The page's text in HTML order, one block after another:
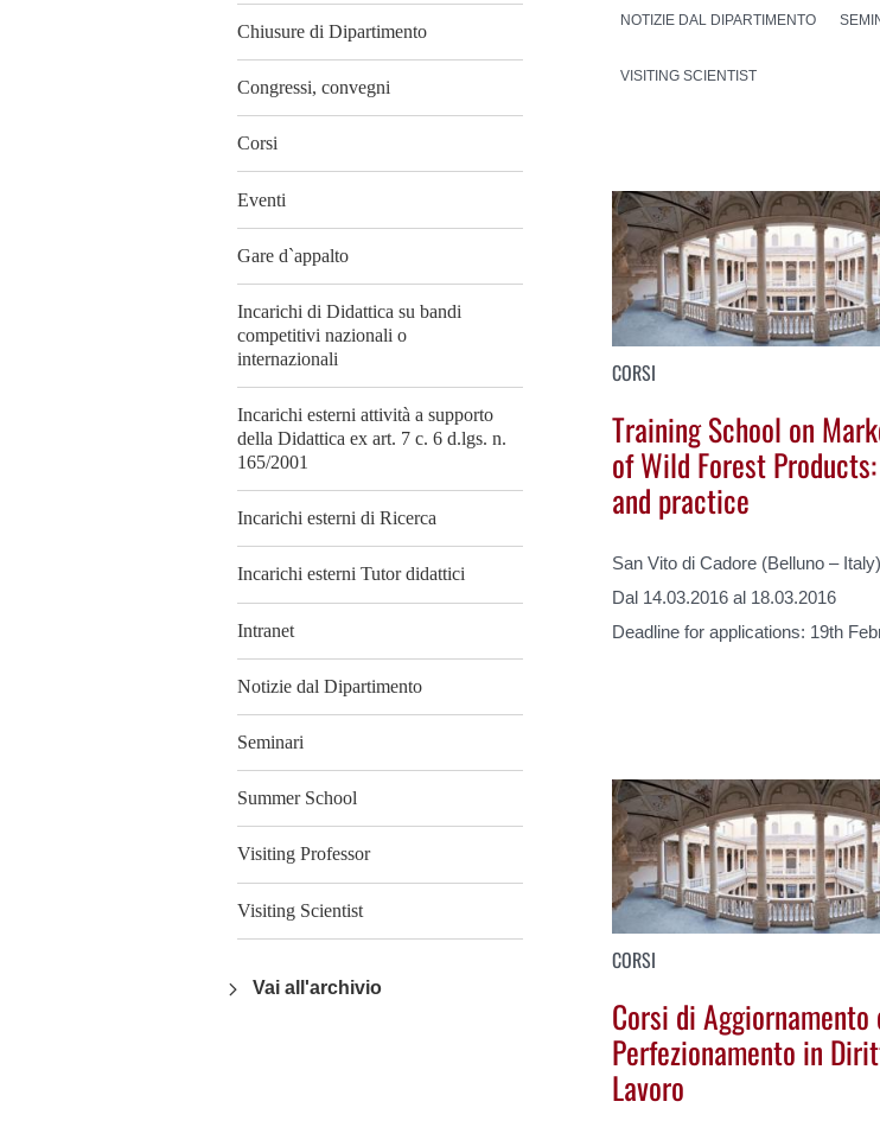
Chiusure di Dipartimento
Congressi, convegni
Corsi
Eventi
Gare d`appalto
Incarichi di Didattica su bandi
competitivi nazionali o
internazionali
Incarichi esterni attività a supporto
della Didattica ex art. 7 c. 6 d.lgs. n.
165/2001
Incarichi esterni di Ricerca
Incarichi esterni Tutor didattici
Intranet
Notizie dal Dipartimento
Seminari
Summer School
Visiting Professor
Visiting Scientist
Vai all'archivio
NOTIZIE DAL DIPARTIMENTO
VISITING SCIENTIST
CORSI
Training School on
of Wild Forest
and practice
San Vito di Cadore (Belluno – Italy)
Dal 14.03.2016 al 18.03.2016
Deadline for applications: 19th
CORSI
Corsi di Aggiornamento
Perfezionamento in
Lavoro